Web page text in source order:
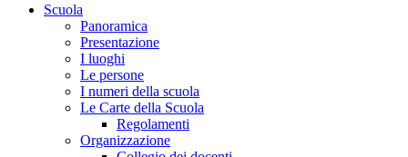
Scuola
Panoramica
Presentazione
I luoghi
Le persone
I numeri della scuola
Le Carte della Scuola
Regolamenti
Organizzazione